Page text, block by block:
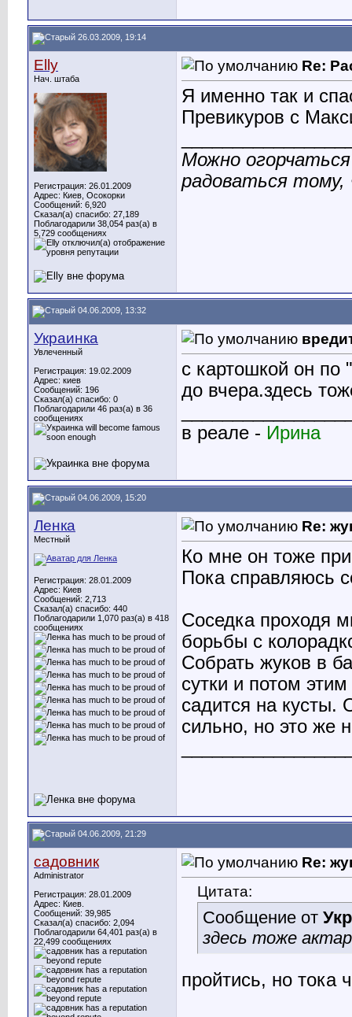
26.03.2009, 19:14
Elly
Нач. штаба
Регистрация: 26.01.2009
Адрес: Киев, Осокорки
Сообщений: 6,920
Сказал(а) спасибо: 27,189
Поблагодарили 38,054 раз(а) в
5,729 сообщениях
Re:
Я именно так и
Превикуров с
Можно
радоваться
04.06.2009, 13:32
Украинка
Увлеченный
Регистрация: 19.02.2009
Адрес: киев
Сообщений: 196
Сказал(а) спасибо: 0
Поблагодарили 46 раз(а) в 36
сообщениях
с картошкой он по
до вчера.здесь
в реале - Ирина
04.06.2009, 15:20
Ленка
Местный
Регистрация: 28.01.2009
Адрес: Киев
Сообщений: 2,713
Сказал(а) спасибо: 440
Поблагодарили 1,070 раз(а) в 418
сообщениях
Re:
Ко мне он тоже
Пока справляюсь
Соседка проходя
борьбы с
Собрать жуков в
сутки и потом
садится на кусты.
сильно, но это же
04.06.2009, 21:29
садовник
Administrator
Регистрация: 28.01.2009
Адрес: Киев.
Сообщений: 39,985
Сказал(а) спасибо: 2,094
Поблагодарили 64,401 раз(а) в
22,499 сообщениях
Re:
Цитата:
Сообщение от
здесь тоже
пройтись, но тока